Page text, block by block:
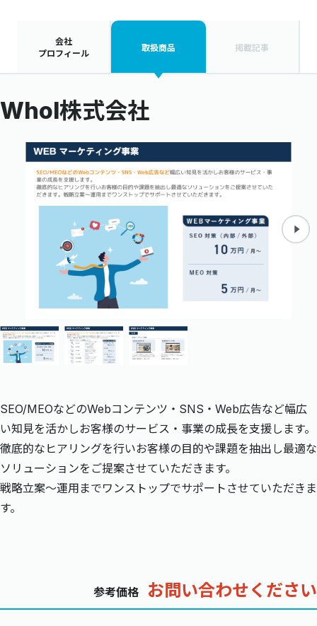
会社
プロフィール
取扱商品 掲載記事
WhoI株式会社
SEO/MEOなどのWebコンテンツ・SNS・Web広告など幅広
い知見を活かしお客様のサービス・事業の成長を支援します。
徹底的なヒアリングを行いお客様の目的や課題を抽出し最適な
ソリューションをご提案させていただきます。
戦略立案〜運用までワンストップでサポートさせていただきま
す。
参考価格 お問い合わせください